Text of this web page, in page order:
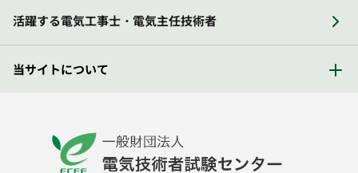
活躍する電気工事士・電気主任技術者
当サイトについて